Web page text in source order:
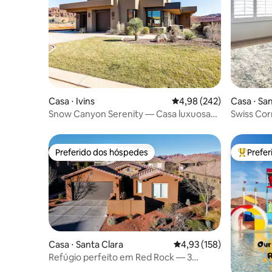
Casa ⋅ Ivins 4,98 de uma avaliação
4,98 (242)
Snow Canyon Serenity — Casa luxuosa
Casa ⋅
Swiss
Preferido dos hóspedes
Preferido dos hóspedes
Casa ⋅ Santa Clara 4,93 de uma avaliação
4,93 (158)
Refúgio perfeito em Red Rock — 3
Entre